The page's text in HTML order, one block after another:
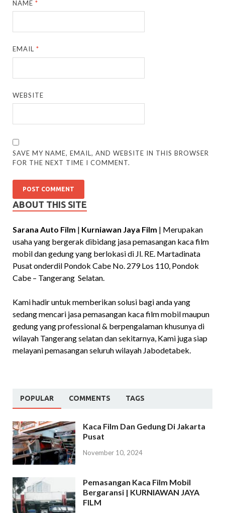
NAME*
EMAIL*
WEBSITE
SAVE MY NAME, EMAIL, AND WEBSITE IN THIS BROWSER
FOR THE NEXT TIME I COMMENT.
ABOUT THIS SITE
Sarana Auto Film | Kurniawan Jaya Film | Merupakan
usaha yang bergerak dibidang jasa pemasangan kaca film
mobil dan gedung yang berlokasi di Jl. RE. Martadinata
Pusat onderdil Pondok Cabe No. 279 Los 110, Pondok
Cabe – Tangerang Selatan.
Kami hadir untuk memberikan solusi bagi anda yang
sedang mencari jasa pemasangan kaca film mobil maupun
gedung yang professional & berpengalaman khusunya di
wilayah Tangerang selatan dan sekitarnya, Kami juga siap
melayani pemasangan seluruh wilayah Jabodetabek.
POPULAR COMMENTS TAGS
Kaca Film Dan Gedung Di Jakarta
Pusat
November 10, 2024
Pemasangan Kaca Film Mobil
Bergaransi | KURNIAWAN JAYA
FILM